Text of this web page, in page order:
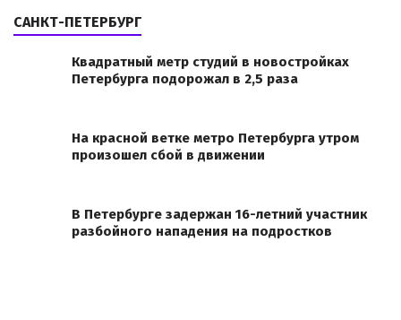
САНКТ-ПЕТЕРБУРГ
Квадратный метр студий в новостройках
Петербурга подорожал в 2,5 раза
На красной ветке метро Петербурга утром
произошел сбой в движении
В Петербурге задержан 16-летний участник
разбойного нападения на подростков